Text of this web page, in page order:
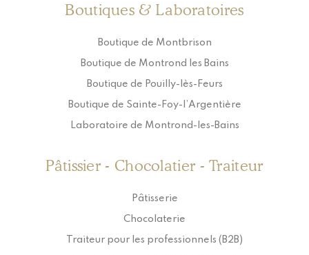
Boutiques & Laboratoires
Boutique de Montbrison
Boutique de Montrond les Bains
Boutique de Pouilly-lès-Feurs
Boutique de Sainte-Foy-l’Argentière
Laboratoire de Montrond-les-Bains
Pâtissier - Chocolatier - Traiteur
Pâtisserie
Chocolaterie
Traiteur pour les professionnels (B2B)